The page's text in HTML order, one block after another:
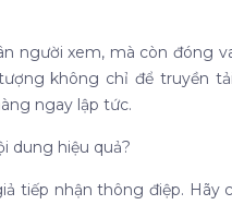
người xem, mà còn đóng
không chỉ để truyền
ngay lập tức.
dung hiệu quả?
tiếp nhận thông điệp. Hãy